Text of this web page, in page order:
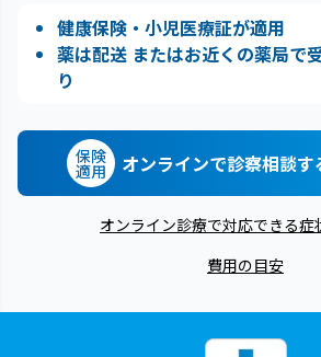
健康保険・小児医療証が適用
薬は配送 またはお近くの薬局で
り
保険
適用 オンラインで診察相談す
オンライン診療で対応できる症
費用の目安